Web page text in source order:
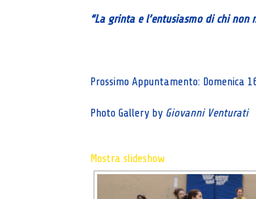
“La grinta e l’entusiasmo di chi
Prossimo Appuntamento: Domenica
Photo Gallery by Giovanni Venturati
Mostra slideshow